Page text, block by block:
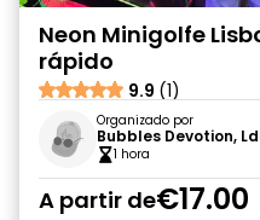
Neon Minigolfe
rápido
9.9 (1)
Organizado por
Bubbles Devotion,
1 hora
A partir de€17.00